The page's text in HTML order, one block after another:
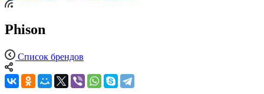
Phison
Список брендов